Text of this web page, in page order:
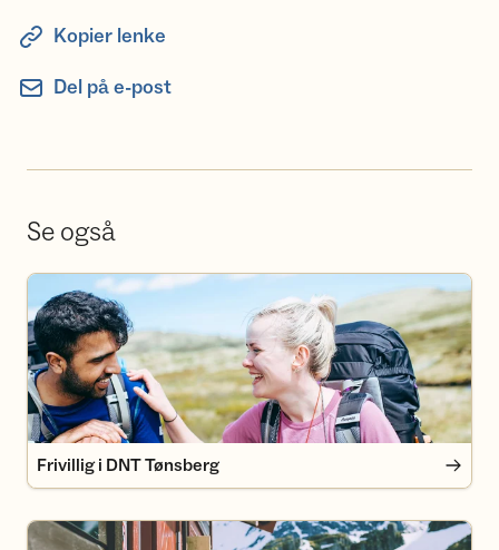
Kopier lenke
Del på e-post
Se også
Frivillig i DNT Tønsberg
Frivillig i DNT Tønsberg
Bli medlem